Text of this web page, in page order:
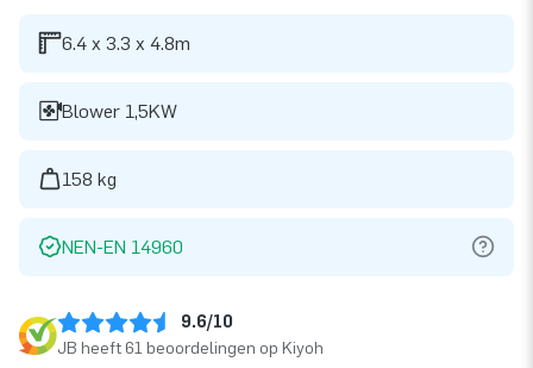
6.4 x 3.3 x 4.8m
Blower 1,5KW
158 kg
NEN-EN 14960
9.6/10
JB heeft 61 beoordelingen op Kiyoh